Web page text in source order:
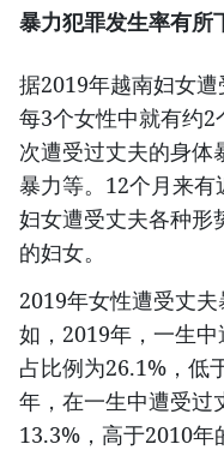
暴力犯罪发生率有所
据2019年越南妇女遭
每3个女性中就有约
次遭受过丈夫的身体
暴力等。12个月来
妇女遭受丈夫各种形
的妇女。
2019年女性遭受丈
如，2019年，一生
占比例为26.1%，低
年，在一生中遭受过
13.3%，高于2010年